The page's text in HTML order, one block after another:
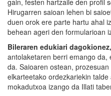
gain, festen hartzaile den profil
Hirugarren saioan lehen bi
duen orok ere parte hartu ahal
behean ageri den formularioan
Bileraren edukiari dagokionez,
antolaketaren berri emango da,
da. Saioaren ostean,
elkarteetako ordezkariekin
mokadutxoa izango da Illati